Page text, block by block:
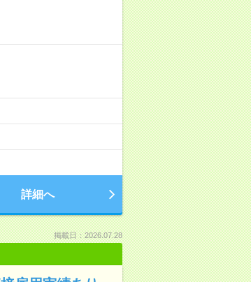
詳細へ
掲載日：2026.07.28